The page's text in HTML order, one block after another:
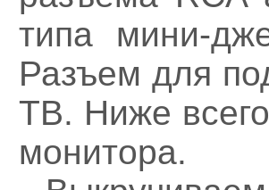
типа мини-
Разъем для
ТВ. Ниже
монитора.